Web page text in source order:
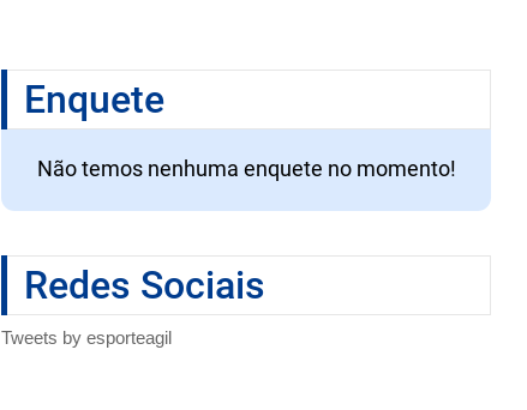
Enquete
Não temos nenhuma enquete no momento!
Redes Sociais
Tweets by esporteagil